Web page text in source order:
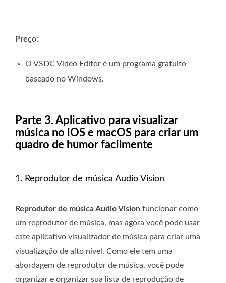
Preço:
O VSDC Video Editor é um programa gratuito
baseado no Windows.
Parte 3. Aplicativo para visualizar
música no iOS e macOS para criar um
quadro de humor facilmente
1. Reprodutor de música Audio Vision
Reprodutor de música Audio Vision funcionar como
um reprodutor de música, mas agora você pode usar
este aplicativo visualizador de música para criar uma
visualização de alto nível. Como ele tem uma
abordagem de reprodutor de música, você pode
organizar e organizar sua lista de reprodução de